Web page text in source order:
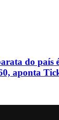
do país
aponta